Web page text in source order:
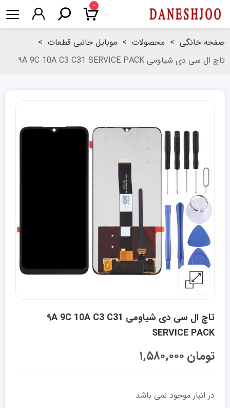
۰
صفحه خانگی > محصولات > موبایل جانبی قطعات >
تاچ ال سی دی شیاومی ۹A 9C 10A C3 C31 SERVICE PACK
تاچ ال سی دی شیاومی ۹A 9C 10A C3 C31
SERVICE PACK
۱,۵۸۰,۰۰۰تومان
در انبار موجود نمی باشد